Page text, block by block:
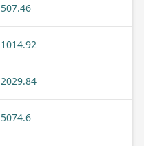
507.46
1014.92
2029.84
5074.6